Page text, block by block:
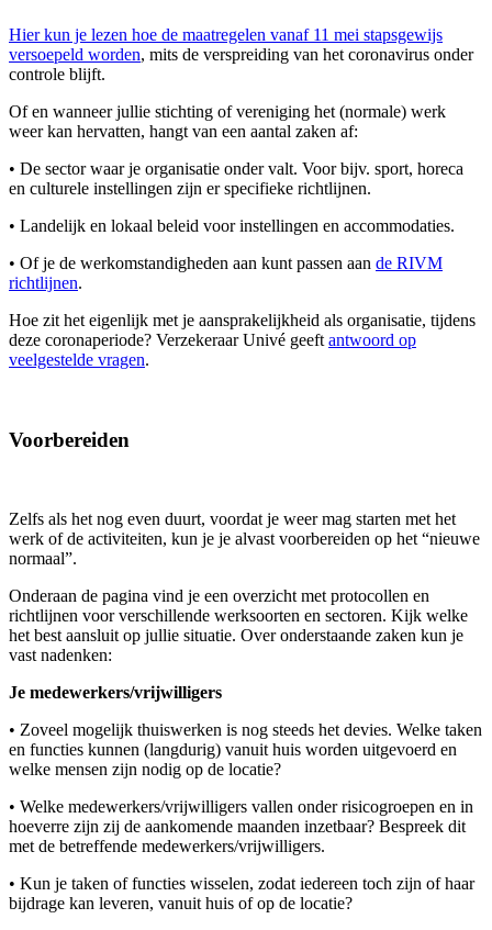
Hier kun je lezen hoe de maatregelen vanaf 11 mei stapsgewijs
versoepeld worden, mits de verspreiding van het coronavirus onder
controle blijft.
Of en wanneer jullie stichting of vereniging het (normale) werk
weer kan hervatten, hangt van een aantal zaken af:
• De sector waar je organisatie onder valt. Voor bijv. sport, horeca
en culturele instellingen zijn er specifieke richtlijnen.
• Landelijk en lokaal beleid voor instellingen en accommodaties.
• Of je de werkomstandigheden aan kunt passen aan de RIVM
richtlijnen.
Hoe zit het eigenlijk met je aansprakelijkheid als organisatie, tijdens
deze coronaperiode? Verzekeraar Univé geeft antwoord op
veelgestelde vragen.
Voorbereiden
Zelfs als het nog even duurt, voordat je weer mag starten met het
werk of de activiteiten, kun je je alvast voorbereiden op het “nieuwe
normaal”.
Onderaan de pagina vind je een overzicht met protocollen en
richtlijnen voor verschillende werksoorten en sectoren. Kijk welke
het best aansluit op jullie situatie. Over onderstaande zaken kun je
vast nadenken:
Je medewerkers/vrijwilligers
• Zoveel mogelijk thuiswerken is nog steeds het devies. Welke taken
en functies kunnen (langdurig) vanuit huis worden uitgevoerd en
welke mensen zijn nodig op de locatie?
• Welke medewerkers/vrijwilligers vallen onder risicogroepen en in
hoeverre zijn zij de aankomende maanden inzetbaar? Bespreek dit
met de betreffende medewerkers/vrijwilligers.
• Kun je taken of functies wisselen, zodat iedereen toch zijn of haar
bijdrage kan leveren, vanuit huis of op de locatie?